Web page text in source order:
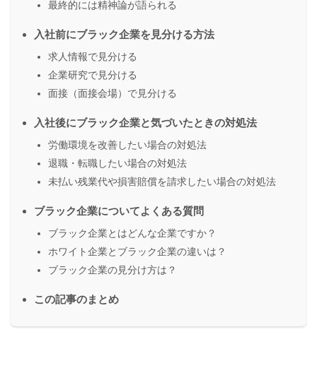
最終的には精神論が語られる
入社前にブラック企業を見分ける方法
求人情報で見分ける
企業研究で見分ける
面接（面接会場）で見分ける
入社後にブラック企業と気づいたときの対処法
労働環境を改善したい場合の対処法
退職・転職したい場合の対処法
未払い残業代や損害賠償を請求したい場合の対処法
ブラック企業についてよくある質問
ブラック企業とはどんな企業ですか？
ホワイト企業とブラック企業の違いは？
ブラック企業の見分け方は？
この記事のまとめ